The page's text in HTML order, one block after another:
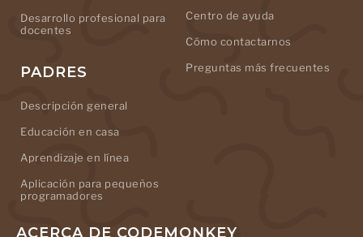
Desarrollo profesional para
docentes
PADRES
Descripción general
Educación en casa
Aprendizaje en línea
Aplicación para pequeños
programadores
Centro de ayuda
Cómo contactarnos
Preguntas más frecuentes
ACERCA DE CODEMONKEY